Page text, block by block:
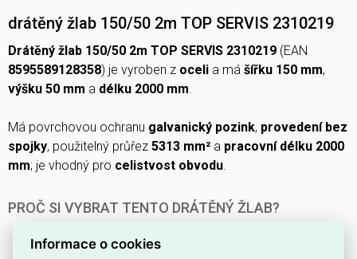
drátěný žlab 150/50 2m TOP SERVIS 2310219
Drátěný žlab 150/50 2m TOP SERVIS 2310219 (EAN
8595589128358) je vyroben z oceli a má šířku 150 mm,
výšku 50 mm a délku 2000 mm.
Má povrchovou ochranu galvanický pozink, provedení bez
spojky, použitelný průřez 5313 mm² a pracovní délku 2000
mm; je vhodný pro celistvost obvodu.
PROČ SI VYBRAT TENTO DRÁTĚNÝ ŽLAB?
trasy.
Informace o cookies